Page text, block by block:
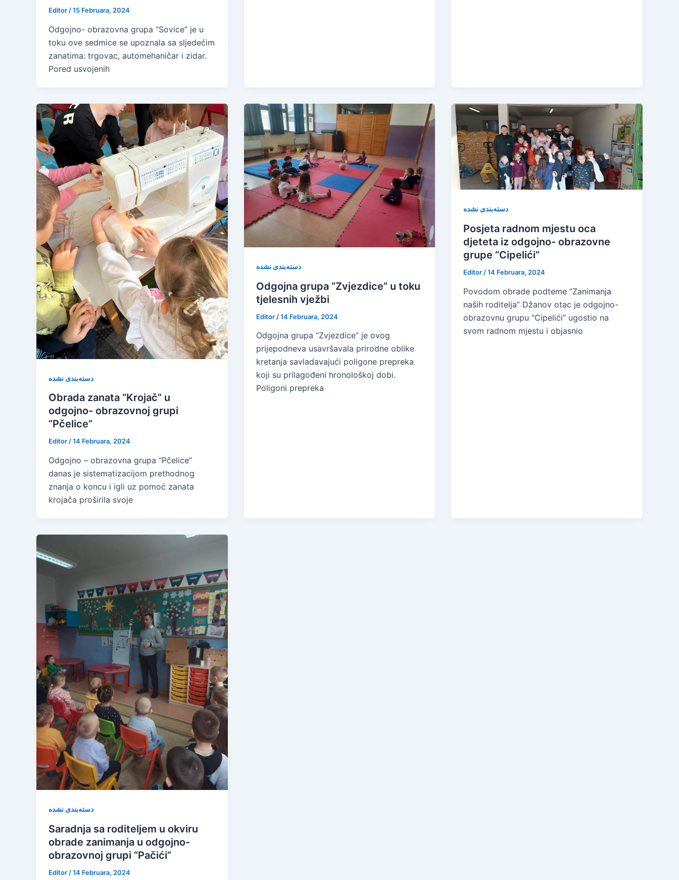
Editor/15 Februara, 2024
Odgojno- obrazovna grupa “Sovice” je u
toku ove sedmice se upoznala sa sljedećim
zanatima: trgovac, automehaničar i zidar.
Pored usvojenih
دسته‌بندی نشده
Obrada zanata “Krojač” u
odgojno- obrazovnoj grupi
“Pčelice”
Editor/14 Februara, 2024
Odgojno – obrazovna grupa “Pčelice”
danas je sistematizacijom prethodnog
znanja o koncu i igli uz pomoć zanata
krojača proširila svoje
دسته‌بندی نشده
Odgojna grupa “Zvjezdice” u toku
tjelesnih vježbi
Editor /14 Februara, 2024
Odgojna grupa “Zvjezdice” je ovog
prijepodneva usavršavala prirodne oblike
kretanja savladavajući poligone prepreka
koji su prilagođeni hronološkoj dobi.
Poligoni prepreka
دسته‌بندی نشده
Posjeta radnom mjestu oca
djeteta iz odgojno- obrazovne
grupe “Cipelići”
Editor /14 Februara, 2024
Povodom obrade podteme “Zanimanja
naših roditelja” Džanov otac je odgojno-
obrazovnu grupu “Cipelići” ugostio na
svom radnom mjestu i objasnio
دسته‌بندی نشده
Saradnja sa roditeljem u okviru
obrade zanimanja u odgojno-
obrazovnoj grupi “Pačići”
Editor /14 Februara, 2024